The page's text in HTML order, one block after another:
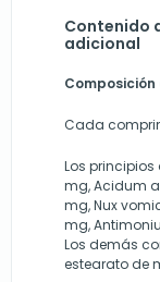
Contenido
adicional
Cada
Los
mg, Acidum
mg, Nux
mg,
Los demás
estearato de